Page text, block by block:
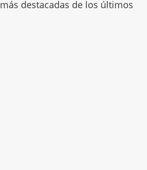
más destacadas de los últimos